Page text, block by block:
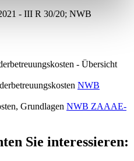
- III R 30/20; NWB
- Übersicht
NWB
Grundlagen NWB ZAAAE-
Sie interessieren: